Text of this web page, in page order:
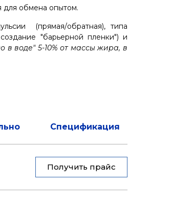
для обмена опытом.
(прямая/обратная), типа
"барьерной пленки") и
в воде" 5-10% от массы жира, в
Спецификация
Получить прайс